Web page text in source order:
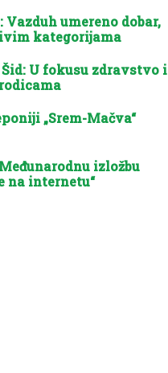
umereno dobar,
kategorijama
U fokusu zdravstvo i
„Srem-Mačva“
izložbu
na internetu“